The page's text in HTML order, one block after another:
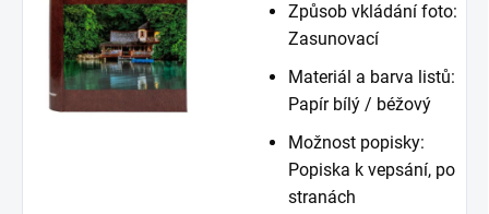
Způsob vkládání foto:
Zasunovací
Materiál a barva listů:
Papír bílý / béžový
Možnost popisky:
Popiska k vepsání, po
stranách